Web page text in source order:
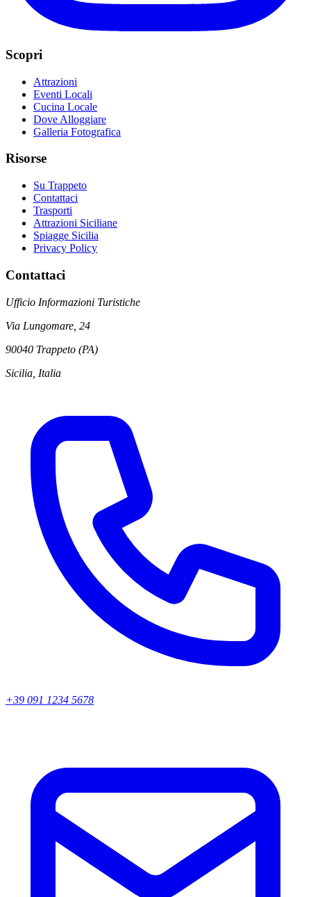
Scopri
Attrazioni
Eventi Locali
Cucina Locale
Dove Alloggiare
Galleria Fotografica
Risorse
Su Trappeto
Contattaci
Trasporti
Attrazioni Siciliane
Spiagge Sicilia
Privacy Policy
Contattaci
Ufficio Informazioni Turistiche
Via Lungomare, 24
90040 Trappeto (PA)
Sicilia, Italia
+39 091 1234 5678